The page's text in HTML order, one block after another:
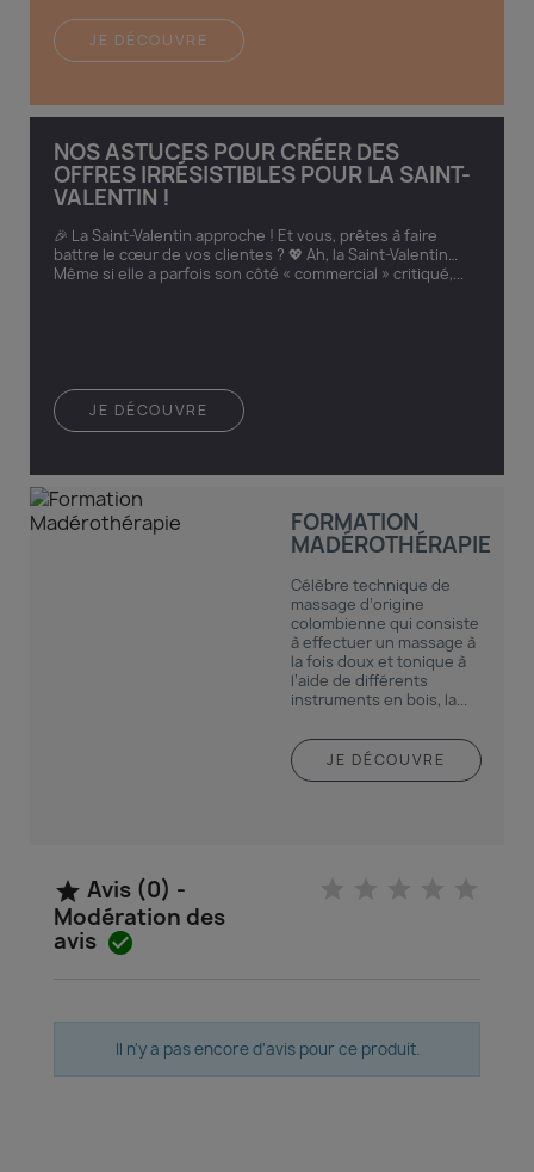
JE DÉCOUVRE
NOS ASTUCES POUR CRÉER DES
OFFRES IRRÉSISTIBLES POUR LA SAINT-
VALENTIN !
🎉 La Saint-Valentin approche ! Et vous, prêtes à faire
battre le cœur de vos clientes ? 💖 Ah, la Saint-Valentin…
Même si elle a parfois son côté « commercial » critiqué,...
JE DÉCOUVRE
FORMATION
MADÉROTHÉRAPIE
Célèbre technique de
massage d’origine
colombienne qui consiste
à effectuer un massage à
la fois doux et tonique à
l’aide de différents
instruments en bois, la...
JE DÉCOUVRE
 Avis (0) -
Modération des
avis 
Il n'y a pas encore d'avis pour ce produit.